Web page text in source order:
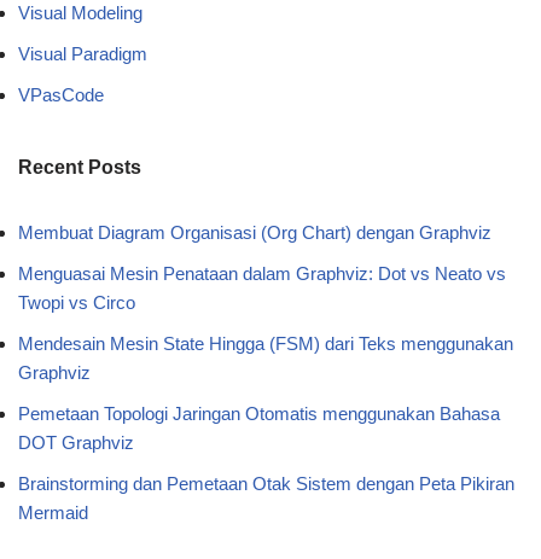
Visual Modeling
Visual Paradigm
VPasCode
Recent Posts
Membuat Diagram Organisasi (Org Chart) dengan Graphviz
Menguasai Mesin Penataan dalam Graphviz: Dot vs Neato vs
Twopi vs Circo
Mendesain Mesin State Hingga (FSM) dari Teks menggunakan
Graphviz
Pemetaan Topologi Jaringan Otomatis menggunakan Bahasa
DOT Graphviz
Brainstorming dan Pemetaan Otak Sistem dengan Peta Pikiran
Mermaid